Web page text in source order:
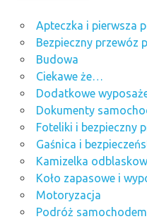
Apteczka i pierwsza
Bezpieczny przewóz
Budowa
Ciekawe że…
Dodatkowe
Dokumenty
Foteliki i bezpieczny
Gaśnica i
Kamizelka
Koło zapasowe i
Motoryzacja
Podróż